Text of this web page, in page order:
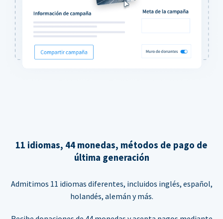
11 idiomas, 44 monedas, métodos de pago de
última generación
Admitimos 11 idiomas diferentes, incluidos inglés, español,
holandés, alemán y más.